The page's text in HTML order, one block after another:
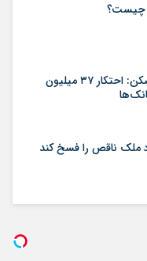
چیست؟
عامل تشدید قیمت مسکن: احتکار ۳۷ میلیون
ملک ناقص را فسخ کند